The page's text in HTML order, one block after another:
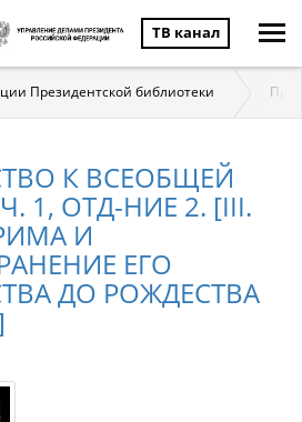
ТВ канал
Президентской библиотеки
К ВСЕОБЩЕЙ
1, ОТД-НИЕ 2. [III.
И
ЕГО
ДО РОЖДЕСТВА